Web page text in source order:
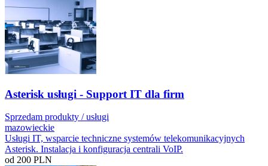
Asterisk usługi - Support IT dla firm
Sprzedam produkty / usługi
mazowieckie
Usługi IT, wsparcie techniczne systemów telekomunikacyjnych
Asterisk. Instalacja i konfiguracja centrali VoIP.
od 200 PLN